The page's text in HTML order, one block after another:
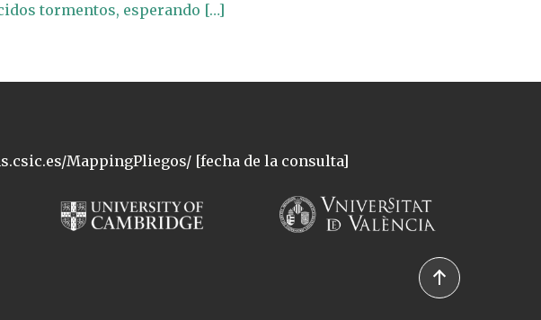
tormentos, esperando […]
MappingPliegos/ [fecha de la consulta]